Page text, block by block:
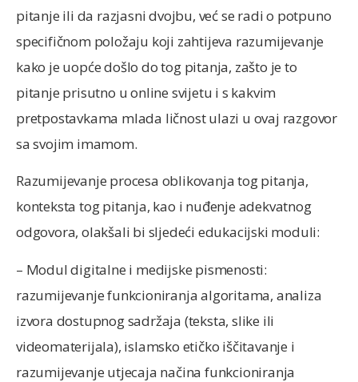
pitanje ili da razjasni dvojbu, već se radi o potpuno
specifičnom položaju koji zahtijeva razumijevanje
kako je uopće došlo do tog pitanja, zašto je to
pitanje prisutno u online svijetu i s kakvim
pretpostavkama mlada ličnost ulazi u ovaj razgovor
sa svojim imamom.
Razumijevanje procesa oblikovanja tog pitanja,
konteksta tog pitanja, kao i nuđenje adekvatnog
odgovora, olakšali bi sljedeći edukacijski moduli:
– Modul digitalne i medijske pismenosti:
razumijevanje funkcioniranja algoritama, analiza
izvora dostupnog sadržaja (teksta, slike ili
videomaterijala), islamsko etičko iščitavanje i
razumijevanje utjecaja načina funkcioniranja